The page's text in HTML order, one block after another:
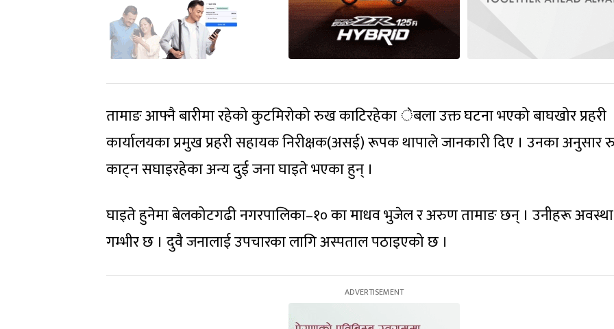
तामाङ आफ्नै बारीमा रहेको कुटमिरोको रुख काटिरहेका ेबला उक्त घटना भएको बाघखोर प्रहरी
कार्यालयका प्रमुख प्रहरी सहायक निरीक्षक(असई) रूपक थापाले जानकारी दिए । उनका अनुसार
काट्न सघाइरहेका अन्य दुई जना घाइते भएका हुन् ।
घाइते हुनेमा बेलकोटगढी नगरपालिका–१० का माधव भुजेल र अरुण तामाङ छन् । उनीहरू
गम्भीर छ । दुवै जनालाई उपचारका लागि अस्पताल पठाइएको छ ।